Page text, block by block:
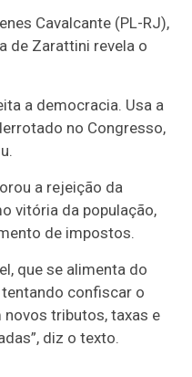
Cavalcante (PL-RJ),
de Zarattini revela o
a democracia. Usa a
no Congresso,
a rejeição da
vitória da população,
de impostos.
que se alimenta do
confiscar o
tributos, taxas e
diz o texto.